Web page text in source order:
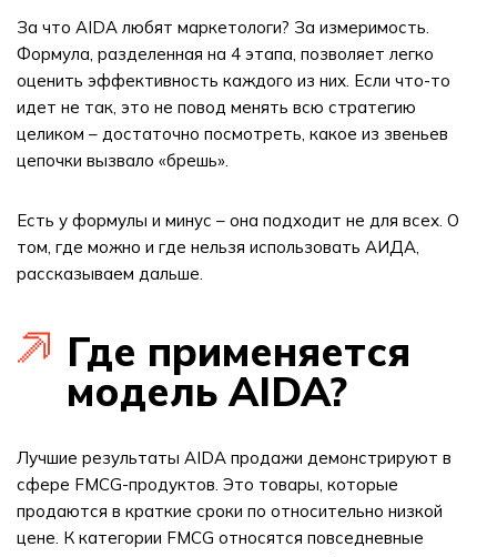
За что AIDA любят маркетологи? За измеримость.
Формула, разделенная на 4 этапа, позволяет легко
оценить эффективность каждого из них. Если что-то
идет не так, это не повод менять всю стратегию
целиком – достаточно посмотреть, какое из звеньев
цепочки вызвало «брешь».
Есть у формулы и минус – она подходит не для всех. О
том, где можно и где нельзя использовать АИДА,
рассказываем дальше.
Где применяется
модель AIDA?
Лучшие результаты AIDA продажи демонстрируют в
сфере FMCG-продуктов. Это товары, которые
продаются в краткие сроки по относительно низкой
цене. К категории FMCG относятся повседневные